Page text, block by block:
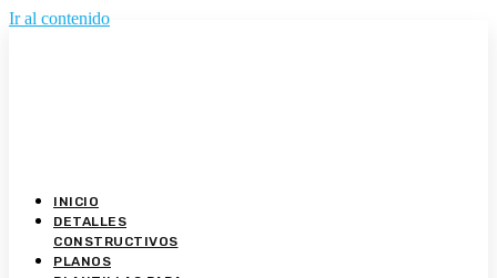
Ir al contenido
INICIO
DETALLES
CONSTRUCTIVOS
PLANOS